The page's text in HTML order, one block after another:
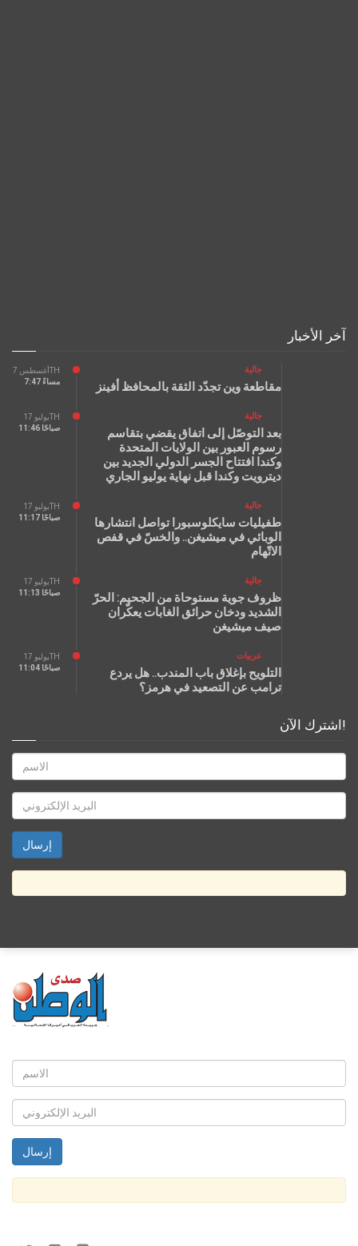
آخر الأخبار
أغسطس 7TH
7:47 مساءً
جالية
مقاطعة وين تجدّد الثقة بالمحافظ أفينز
يوليو 17TH
11:46 صباحًا
جالية
بعد التوصّل إلى اتفاق يقضي بتقاسم
رسوم العبور بين الولايات المتحدة
وكندا افتتاح الجسر الدولي الجديد بين
ديترويت وكندا قبل نهاية يوليو الجاري
يوليو 17TH
11:17 صباحًا
جالية
طفيليات سايكلوسبورا تواصل انتشارها
الوبائي في ميشيغن.. والخسّ في قفص
الاتّهام
يوليو 17TH
11:13 صباحًا
جالية
ظروف جوية مستوحاة من الجحيم: الحرّ
الشديد ودخان حرائق الغابات يعكّران
صيف ميشيغن
يوليو 17TH
11:04 صباحًا
عربيات
التلويح بإغلاق باب المندب.. هل يردع
ترامب عن التصعيد في هرمز؟
اشترك الآن!